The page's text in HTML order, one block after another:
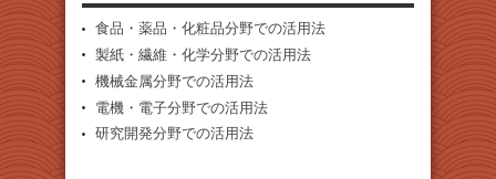
食品・薬品・化粧品分野での活用法
製紙・繊維・化学分野での活用法
機械金属分野での活用法
電機・電子分野での活用法
研究開発分野での活用法